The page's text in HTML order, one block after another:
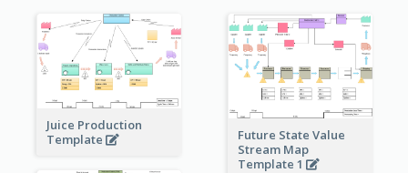
Juice Production
Template
Future State Value
Stream Map
Template 1